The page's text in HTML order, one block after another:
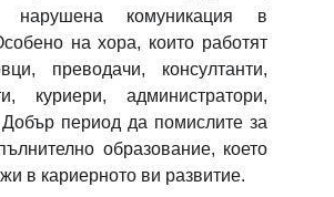
комуникация в
на хора, които работят
преводачи, консултанти,
куриери, администратори,
период да помислите за
образование, което
в кариерното ви развитие.